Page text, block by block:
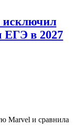
исключил
ЕГЭ в 2027
Marvel и сравнила